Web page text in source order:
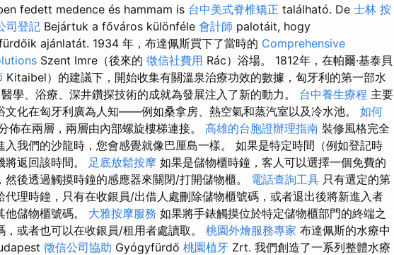
fedett medence és hammam is 台中美式脊椎矯正 található. De 士林 按
司登記 Bejártuk a főváros különféle 會計師 palotáit, hogy
ajánlatát. 1934 年，布達佩斯買下了當時的 Comprehensive
Szent Imre（後來的 徵信社費用 Rác）浴場。 1812年，在帕爾·基泰貝
Kitaibel）的建議下，開始收集有關溫泉治療功效的數據，匈牙利的第一部水
醫學、浴療、深井鑽探技術的成就為發展注入了新的動力。 台中養生療程 主要
文化在匈牙利廣為人知——例如桑拿房、熱空氣和蒸汽室以及冷水池。 如何
佈在兩層，兩層由內部螺旋樓梯連接。 高雄的台胞證辦理指南 裝修風格完全
入我們的沙龍時，您會感覺就像巴厘島一樣。 如果是特定時間（例如登記時
返回該時間。 足底放鬆按摩 如果是儲物櫃時鐘，客人可以選擇一個免費的
後透過觸摸時鐘的感應器來關閉/打開儲物櫃。 電話查詢工具 只有選定的第
代理時鐘，只有在收銀員/出借人處刪除儲物櫃號碼，或者退出後將新進入者
儲物櫃號碼。 大雅按摩服務 如果將手錶觸摸位於特定儲物櫃部門的終端之
或者也可以在收銀員/租用者處讀取。 桃園外燴服務專家 布達佩斯的水療中
徵信公司協助 Gyógyfürdő 桃園植牙 Zrt. 我們創造了一系列整體水療